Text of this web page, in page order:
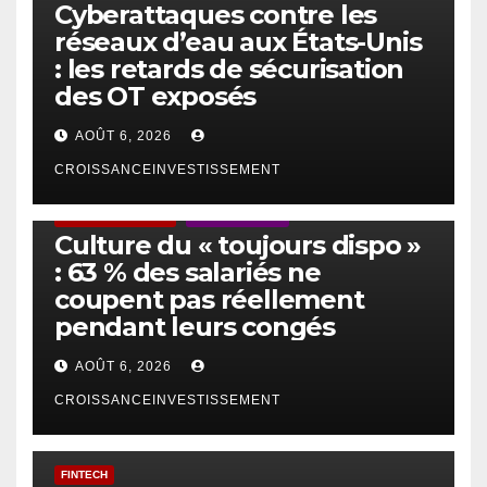
Cyberattaques contre les
réseaux d’eau aux États-Unis
: les retards de sécurisation
des OT exposés
AOÛT 6, 2026
CROISSANCEINVESTISSEMENT
Culture du « toujours dispo »
: 63 % des salariés ne
coupent pas réellement
pendant leurs congés
AOÛT 6, 2026
CROISSANCEINVESTISSEMENT
FINTECH